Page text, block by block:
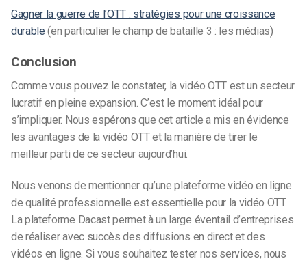
Gagner la guerre de l’OTT : stratégies pour une croissance
durable (en particulier le champ de bataille 3 : les médias)
Conclusion
Comme vous pouvez le constater, la vidéo OTT est un secteur
lucratif en pleine expansion. C’est le moment idéal pour
s’impliquer. Nous espérons que cet article a mis en évidence
les avantages de la vidéo OTT et la manière de tirer le
meilleur parti de ce secteur aujourd’hui.
Nous venons de mentionner qu’une plateforme vidéo en ligne
de qualité professionnelle est essentielle pour la vidéo OTT.
La plateforme Dacast permet à un large éventail d’entreprises
de réaliser avec succès des diffusions en direct et des
vidéos en ligne. Si vous souhaitez tester nos services, nous